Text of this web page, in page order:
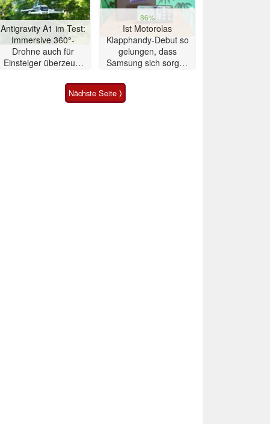
Antigravity A1 im Test:
Immersive 360°-
Drohne auch für
Einsteiger überzeugt
86%
Ist Motorolas
Klapphandy-Debut so
gelungen, dass
Samsung sich sorgen
Smartphone im Test
Nächste Seite ⟩